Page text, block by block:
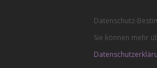
Datenschutz-
Sie können mehr